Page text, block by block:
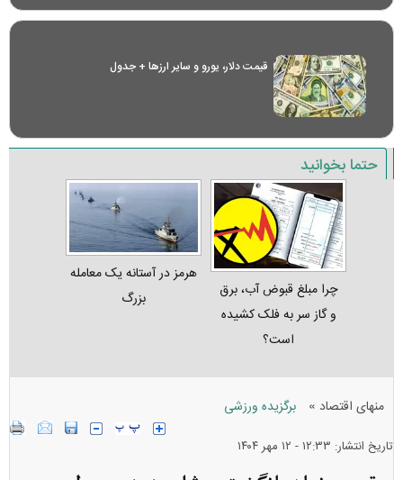
قیمت دلار، یورو و سایر ارز‌ها + جدول
حتما بخوانید
چرا مبلغ قبوض آب، برق
و گاز سر به فلک کشیده
است؟
هرمز در آستانه یک معامله
بزرگ
منهای اقتصاد » برگزیده ورزشی
تاریخ انتشار: ۱۲:۳۳ - ۱۲ مهر ۱۴۰۴